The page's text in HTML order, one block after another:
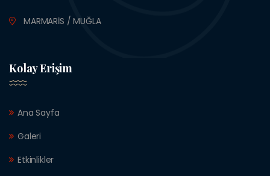
MARMARİS / MUĞLA
Kolay Erişim
Ana Sayfa
Galeri
Etkinlikler